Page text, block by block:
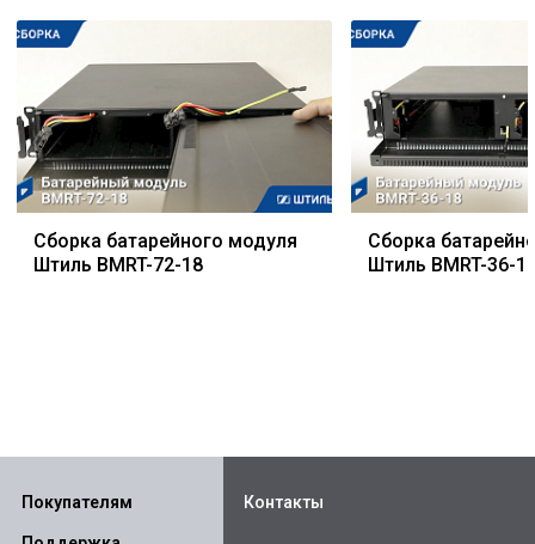
Сборка батарейного модуля
Штиль BMRT-72-18
Сборка
Штиль BMRT-36-
Покупателям Контакты